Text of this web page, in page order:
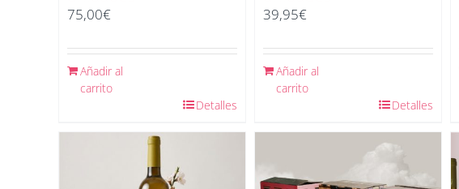
75,00€
Añadir al
carrito
Detalles
39,95€
Añadir al
carrito
Detalles